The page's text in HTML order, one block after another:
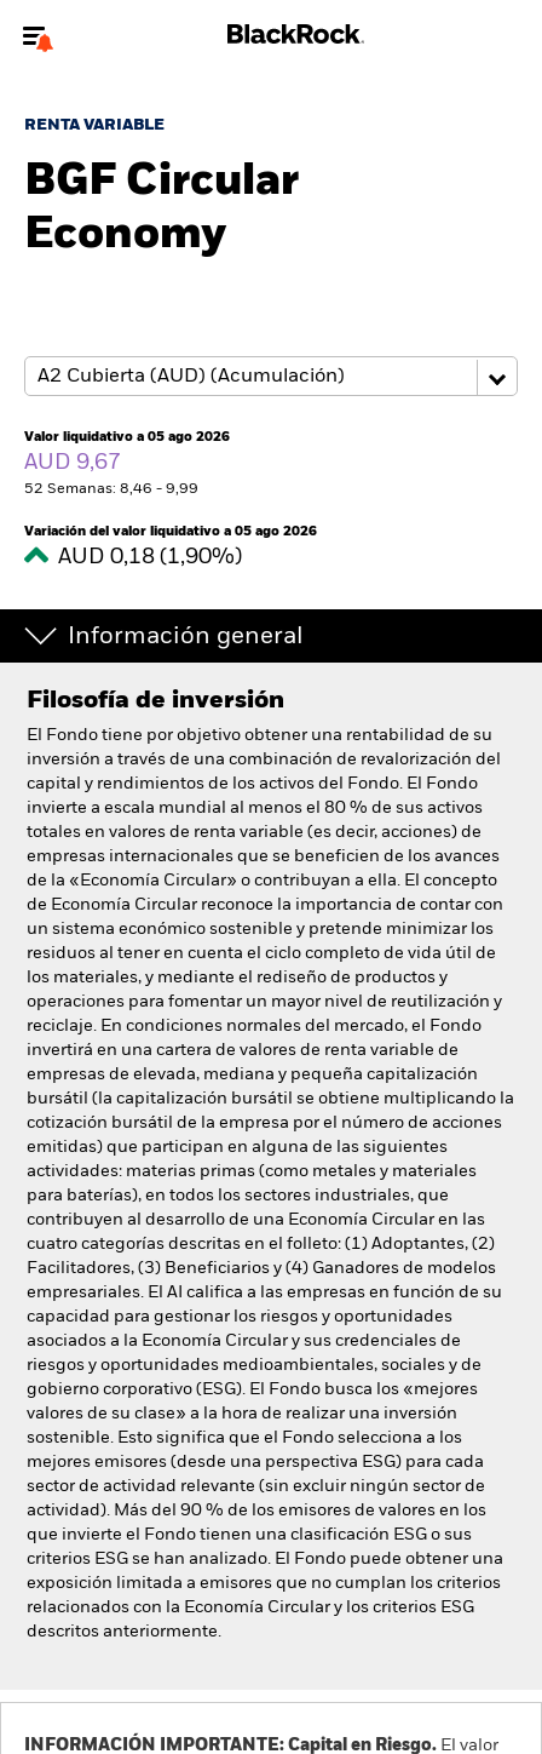
particulares.
relevante, por favor, actualiza tu tipo de usuario.
Quiénes somos
Perspectivas
Particulares
España
BlackRock
iShares
Aladdin
Nuestra compañía
RENTA VARIABLE
BGF Circular
Economy
Valor liquidativo a 05 ago 2026
AUD 9,67
52 Semanas: 8,46 - 9,99
Variación del valor liquidativo a 05 ago 2026
AUD 0,18 (1,90%)
Información general
Filosofía de inversión
El Fondo tiene por objetivo obtener una rentabilidad de su
inversión a través de una combinación de revalorización del
capital y rendimientos de los activos del Fondo. El Fondo
invierte a escala mundial al menos el 80 % de sus activos
totales en valores de renta variable (es decir, acciones) de
empresas internacionales que se beneficien de los avances
de la «Economía Circular» o contribuyan a ella. El concepto
de Economía Circular reconoce la importancia de contar con
un sistema económico sostenible y pretende minimizar los
residuos al tener en cuenta el ciclo completo de vida útil de
los materiales, y mediante el rediseño de productos y
operaciones para fomentar un mayor nivel de reutilización y
reciclaje. En condiciones normales del mercado, el Fondo
invertirá en una cartera de valores de renta variable de
empresas de elevada, mediana y pequeña capitalización
bursátil (la capitalización bursátil se obtiene multiplicando la
cotización bursátil de la empresa por el número de acciones
emitidas) que participan en alguna de las siguientes
actividades: materias primas (como metales y materiales
para baterías), en todos los sectores industriales, que
contribuyen al desarrollo de una Economía Circular en las
cuatro categorías descritas en el folleto: (1) Adoptantes, (2)
Facilitadores, (3) Beneficiarios y (4) Ganadores de modelos
empresariales. El AI califica a las empresas en función de su
capacidad para gestionar los riesgos y oportunidades
asociados a la Economía Circular y sus credenciales de
riesgos y oportunidades medioambientales, sociales y de
gobierno corporativo (ESG). El Fondo busca los «mejores
valores de su clase» a la hora de realizar una inversión
sostenible. Esto significa que el Fondo selecciona a los
mejores emisores (desde una perspectiva ESG) para cada
sector de actividad relevante (sin excluir ningún sector de
actividad). Más del 90 % de los emisores de valores en los
que invierte el Fondo tienen una clasificación ESG o sus
criterios ESG se han analizado. El Fondo puede obtener una
exposición limitada a emisores que no cumplan los criterios
relacionados con la Economía Circular y los criterios ESG
descritos anteriormente.
INFORMACIÓN IMPORTANTE: Capital en Riesgo. El valor